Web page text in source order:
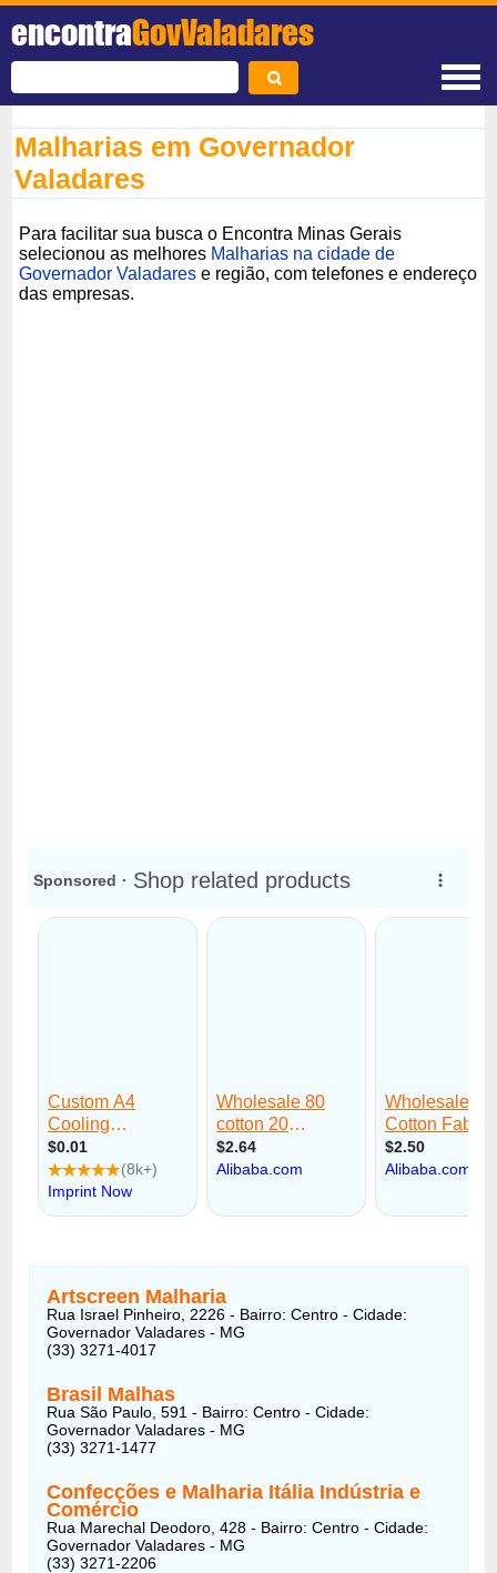
encontraGovValadares
Malharias em Governador
Valadares
Para facilitar sua busca o Encontra Minas Gerais
selecionou as melhores Malharias na cidade de
Governador Valadares e região, com telefones e endereço
das empresas.
Artscreen Malharia
Rua Israel Pinheiro, 2226 - Bairro: Centro - Cidade:
Governador Valadares - MG
(33) 3271-4017
Brasil Malhas
Rua São Paulo, 591 - Bairro: Centro - Cidade:
Governador Valadares - MG
(33) 3271-1477
Confecções e Malharia Itália Indústria e
Comércio
Rua Marechal Deodoro, 428 - Bairro: Centro - Cidade:
Governador Valadares - MG
(33) 3271-2206